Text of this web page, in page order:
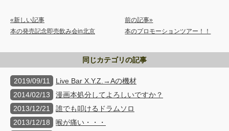
«新しい記事
本の発売記念即売飲み会in北京
前の記事»
本のプロモーションツアー！！
同じカテゴリの記事
2019/09/11
Live Bar X.Y.Z.→Aの機材
2014/02/13
漫画本処分してよろしいですか？
2013/12/21
誰でも叩けるドラムソロ
2013/12/18
喉が痛い・・・